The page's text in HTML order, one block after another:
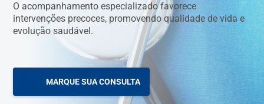
O acompanhamento especializado favorece
intervenções precoces, promovendo qualidade de vida e
evolução saudável.
MARQUE SUA CONSULTA